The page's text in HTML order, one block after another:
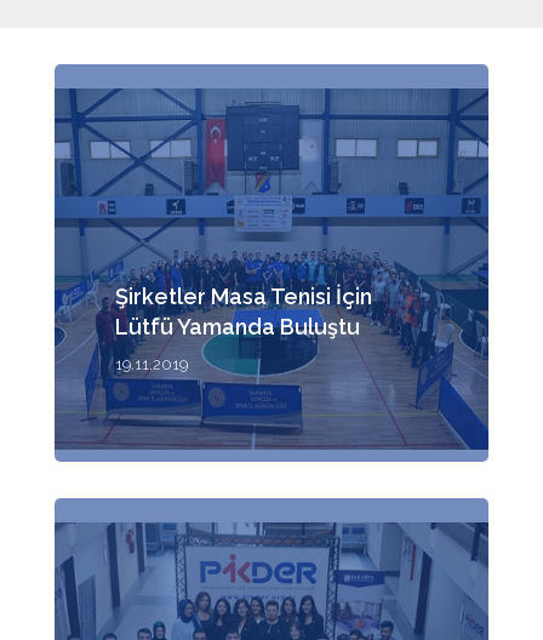
Şirketler Masa Tenisi İçin
Lütfü Yamanda Buluştu
19.11.2019